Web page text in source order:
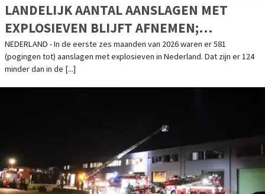
LANDELIJK AANTAL AANSLAGEN MET
EXPLOSIEVEN BLIJFT AFNEMEN;
AANSLAGENPROBLEMATIEK BLIJFT
ERNSTIG
NEDERLAND - In de eerste zes maanden van 2026 waren er 581
(pogingen tot) aanslagen met explosieven in Nederland. Dat zijn er 124
minder dan in de [...]